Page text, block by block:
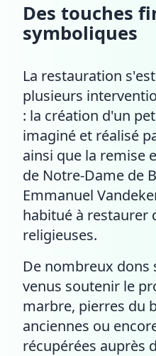
Des touches
symboliques
La restauration
plusieurs
: la création d'un
imaginé et réalisé
ainsi que la remise
de Notre-Dame de
Emmanuel
habitué à restaurer
religieuses.
De nombreux dons
venus soutenir le
marbre, pierres du
anciennes ou
récupérées auprès